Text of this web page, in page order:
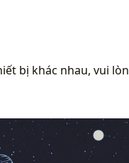
bị khác nhau, vui